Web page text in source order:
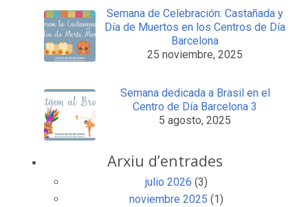
Semana de Celebración: Castañada y
Día de Muertos en los Centros de Día
Barcelona
25 noviembre, 2025
Semana dedicada a Brasil en el
Centro de Día Barcelona 3
5 agosto, 2025
Arxiu d’entrades
julio 2026 (3)
noviembre 2025 (1)